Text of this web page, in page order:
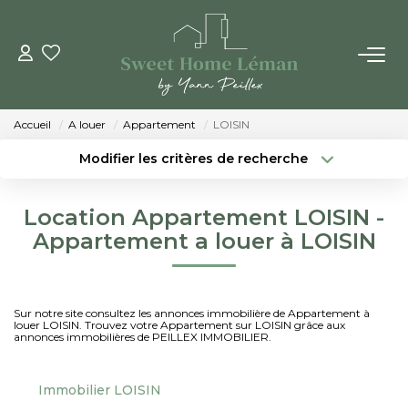
ACHETER
VENDRE
LES AGENCES
Notre Équipe
Accueil A louer Appartement LOISIN
Modifier les critères de recherche
Surface min Budget max
Location Appartement LOISIN -
Appartement a louer à LOISIN
Sur notre site consultez les annonces immobilière de Appartement à
louer LOISIN. Trouvez votre Appartement sur LOISIN grâce aux
annonces immobilières de PEILLEX IMMOBILIER.
Immobilier LOISIN